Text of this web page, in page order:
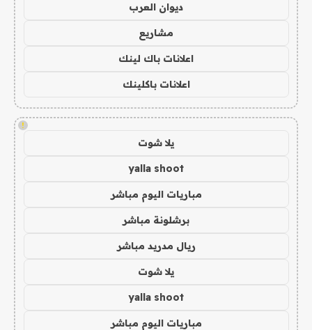
ديوان العرب
مشاريع
اعلانات باك لينك
اعلانات باكلينك
!
يلا شوت
yalla shoot
مباريات اليوم مباشر
برشلونة مباشر
ريال مدريد مباشر
يلا شوت
yalla shoot
مباريات اليوم مباشر